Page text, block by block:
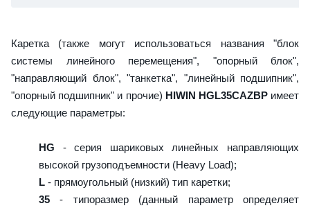
Каретка (также могут использоваться названия "блок
системы линейного перемещения", "опорный блок",
"направляющий блок", "танкетка", "линейный подшипник",
"опорный подшипник" и прочие) HIWIN HGL35CAZBPимеет
следующие параметры:
HG - серия шариковых линейных направляющих
высокой грузоподъемности (Heavy Load);
L - прямоугольный (низкий) тип каретки;
35 - типоразмер (данный параметр определяет